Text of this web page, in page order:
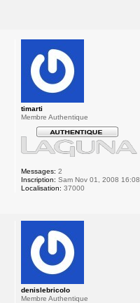
timarti
Membre Authentique
Messages: 2
Inscription: Sam Nov 01, 2008 16:08
Localisation: 37000
denislebricolo
Membre Authentique